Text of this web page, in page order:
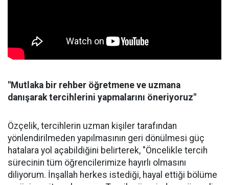
"Mutlaka bir rehber öğretmene ve uzmana
danışarak tercihlerini yapmalarını öneriyoruz"
Özçelik, tercihlerin uzman kişiler tarafından
yönlendirilmeden yapılmasının geri dönülmesi güç
hatalara yol açabildiğini belirterek, "Öncelikle tercih
sürecinin tüm öğrencilerimize hayırlı olmasını
diliyorum. İnşallah herkes istediği, hayal ettiği bölüme